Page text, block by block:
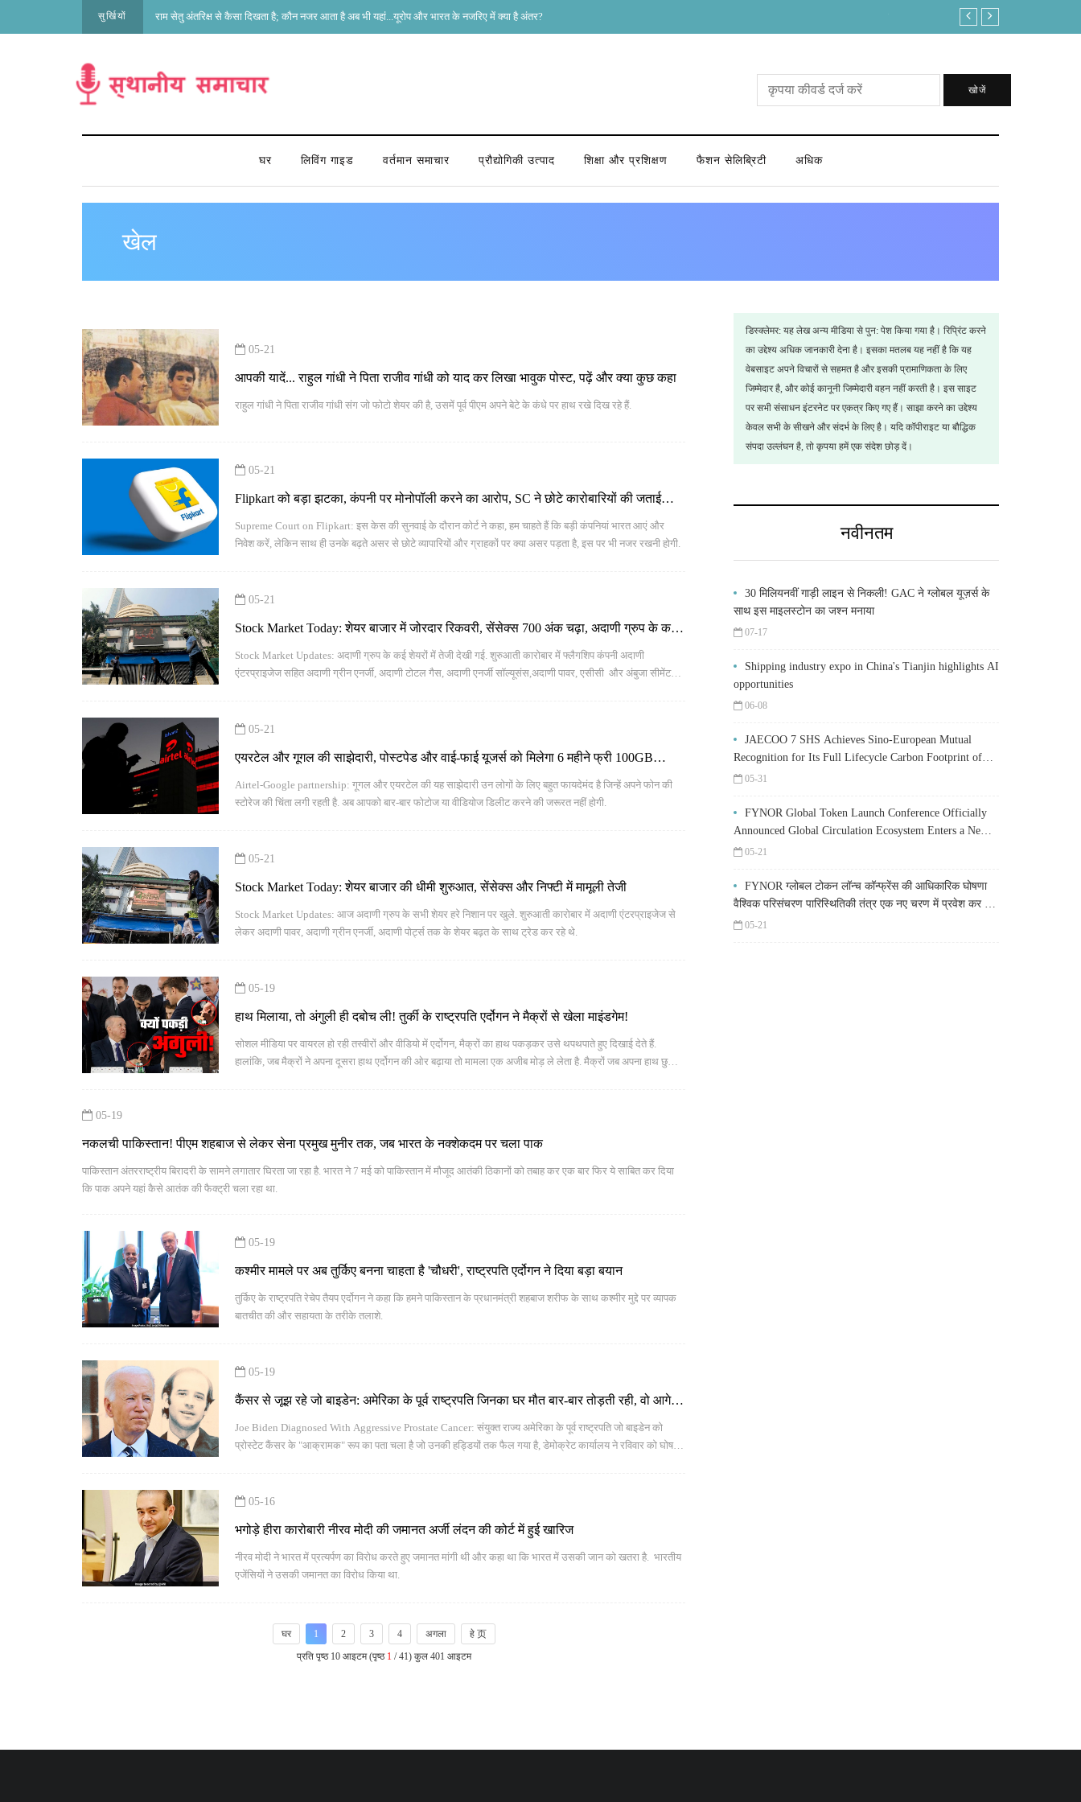
सुर्खियों राम सेतु अंतरिक्ष से कैसा दिखता है; कौन नजर आता है अब भी यहां...यूरोप और भारत के नजरिए में क्या है अंतर? लोकसभा अध्यक्ष पद में क्या ताकत है कि इस बार आ
खोजें
घर लिविंग गाइड वर्तमान समाचार प्रौद्योगिकी उत्पाद शिक्षा और प्रशिक्षण फैशन सेलिब्रिटी अधिक
खेल
05-21
आपकी यादें... राहुल गांधी ने पिता राजीव गांधी को याद कर लिखा भावुक पोस्ट, पढ़ें और क्या कुछ कहा
राहुल गांधी ने पिता राजीव गांधी संग जो फोटो शेयर की है, उसमें पूर्व पीएम अपने बेटे के कंधे पर हाथ रखे दिख रहे हैं.
05-21
Flipkart को बड़ा झटका, कंपनी पर मोनोपॉली करने का आरोप, SC ने छोटे कारोबारियों की जताई
चिंता
Supreme Court on Flipkart: इस केस की सुनवाई के दौरान कोर्ट ने कहा, हम चाहते हैं कि बड़ी कंपनियां भारत आएं और
निवेश करें, लेकिन साथ ही उनके बढ़ते असर से छोटे व्यापारियों और ग्राहकों पर क्या असर पड़ता है, इस पर भी नजर रखनी होगी.
05-21
Stock Market Today: शेयर बाजार में जोरदार रिकवरी, सेंसेक्स 700 अंक चढ़ा, अदाणी ग्रुप के कई
शेयरों में तेजी
Stock Market Updates: अदाणी ग्रुप के कई शेयरों में तेजी देखी गई. शुरुआती कारोबार में फ्लैगशिप कंपनी अदाणी
एंटरप्राइजेज सहित अदाणी ग्रीन एनर्जी, अदाणी टोटल गैस, अदाणी एनर्जी सॉल्यूसंस,अदाणी पावर, एसीसी और अंबुजा सीमेंट
05-21
एयरटेल और गूगल की साझेदारी, पोस्टपेड और वाई-फाई यूजर्स को मिलेगा 6 महीने फ्री 100GB
क्लाउड स्टोरेज
Airtel-Google partnership: गूगल और एयरटेल की यह साझेदारी उन लोगों के लिए बहुत फायदेमंद है जिन्हें अपने फोन की
स्टोरेज की चिंता लगी रहती है. अब आपको बार-बार फोटोज या वीडियोज डिलीट करने की जरूरत नहीं होगी.
05-21
Stock Market Today: शेयर बाजार की धीमी शुरुआत, सेंसेक्स और निफ्टी में मामूली तेजी
Stock Market Updates: आज अदाणी ग्रुप के सभी शेयर हरे निशान पर खुले. शुरुआती कारोबार में अदाणी एंटरप्राइजेज से
लेकर अदाणी पावर, अदाणी ग्रीन एनर्जी, अदाणी पोर्ट्स तक के शेयर बढ़त के साथ ट्रेड कर रहे थे.
05-19
हाथ मिलाया, तो अंगुली ही दबोच ली! तुर्की के राष्ट्रपति एर्दोगन ने मैक्रों से खेला माइंडगेम!
सोशल मीडिया पर वायरल हो रही तस्वीरों और वीडियो में एर्दोगन, मैक्रों का हाथ पकड़कर उसे थपथपाते हुए दिखाई देते हैं.
हालांकि, जब मैक्रों ने अपना दूसरा हाथ एर्दोगन की ओर बढ़ाया तो मामला एक अजीब मोड़ ले लेता है. मैक्रों जब अपना हाथ छुड़ाने
05-19
नकलची पाकिस्तान! पीएम शहबाज से लेकर सेना प्रमुख मुनीर तक, जब भारत के नक्शेकदम पर चला पाक
पाकिस्तान अंतरराष्ट्रीय बिरादरी के सामने लगातार घिरता जा रहा है. भारत ने 7 मई को पाकिस्तान में मौजूद आतंकी ठिकानों को तबाह कर एक बार फिर ये साबित कर दिया
कि पाक अपने यहां कैसे आतंक की फैक्ट्री चला रहा था.
05-19
कश्मीर मामले पर अब तुर्किए बनना चाहता है 'चौधरी', राष्ट्रपति एर्दोगन ने दिया बड़ा बयान
तुर्किए के राष्ट्रपति रेचेप तैयप एर्दोगन ने कहा कि हमने पाकिस्तान के प्रधानमंत्री शहबाज शरीफ के साथ कश्मीर मुद्दे पर व्यापक
बातचीत की और सहायता के तरीके तलाशे.
05-19
कैंसर से जूझ रहे जो बाइडेन: अमेरिका के पूर्व राष्ट्रपति जिनका घर मौत बार-बार तोड़ती रही, वो आगे
बढ़ते रहे
Joe Biden Diagnosed With Aggressive Prostate Cancer: संयुक्त राज्य अमेरिका के पूर्व राष्ट्रपति जो बाइडेन को
प्रोस्टेट कैंसर के "आक्रामक" रूप का पता चला है जो उनकी हड्डियों तक फैल गया है, डेमोक्रेट कार्यालय ने रविवार को घोषणा
05-16
भगोड़े हीरा कारोबारी नीरव मोदी की जमानत अर्जी लंदन की कोर्ट में हुई खारिज
नीरव मोदी ने भारत में प्रत्यर्पण का विरोध करते हुए जमानत मांगी थी और कहा था कि भारत में उसकी जान को खतरा है. भारतीय
एजेंसियों ने उसकी जमानत का विरोध किया था.
घर 1 2 3 4 अगला
हे 页
प्रति पृष्ठ 10 आइटम (पृष्ठ 1/ 41) कुल 401 आइटम
डिस्क्लेमर: यह लेख अन्य मीडिया से पुन: पेश किया गया है। रिप्रिंट करने
का उद्देश्य अधिक जानकारी देना है। इसका मतलब यह नहीं है कि यह
वेबसाइट अपने विचारों से सहमत है और इसकी प्रामाणिकता के लिए
जिम्मेदार है, और कोई कानूनी जिम्मेदारी वहन नहीं करती है। इस साइट
पर सभी संसाधन इंटरनेट पर एकत्र किए गए हैं। साझा करने का उद्देश्य
केवल सभी के सीखने और संदर्भ के लिए है। यदि कॉपीराइट या बौद्धिक
संपदा उल्लंघन है, तो कृपया हमें एक संदेश छोड़ दें।
नवीनतम
30 मिलियनवीं गाड़ी लाइन से निकली! GAC ने ग्लोबल यूज़र्स के
साथ इस माइलस्टोन का जश्न मनाया
07-17
Shipping industry expo in China's Tianjin highlights AI
opportunities
06-08
JAECOO 7 SHS Achieves Sino-European Mutual
Recognition for Its Full Lifecycle Carbon Footprint of
Just 120.40 gCO₂e/km
05-31
FYNOR Global Token Launch Conference Officially
Announced Global Circulation Ecosystem Enters a New
Stage05-21
FYNOR ग्लोबल टोकन लॉन्च कॉन्फ्रेंस की आधिकारिक घोषणा
वैश्विक परिसंचरण पारिस्थितिकी तंत्र एक नए चरण में प्रवेश कर रहा
है 05-21